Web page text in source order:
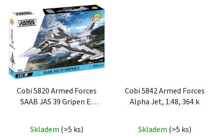
Cobi 5820 Armed Forces
SAAB JAS 39 Gripen E,
Skladem (>5 ks)
Cobi 5842 Armed Forces
Alpha Jet, 1:48, 364 k
Skladem (>5 ks)